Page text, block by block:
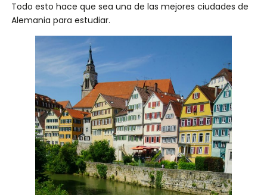
Todo esto hace que sea una de las mejores ciudades de
Alemania para estudiar.